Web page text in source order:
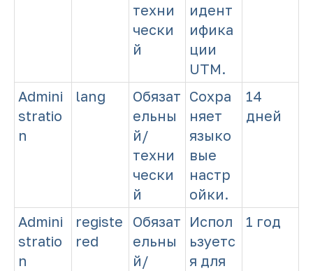
техни
чески
й
идент
ифика
ции
UTM.
Admini
stratio
n
lang
Обязат
ельны
й/
техни
чески
й
Сохра
няет
языко
вые
настр
ойки.
14
дней
Admini
stratio
n
registe
red
Обязат
ельны
й/
Испол
ьзуетс
я для
1 год